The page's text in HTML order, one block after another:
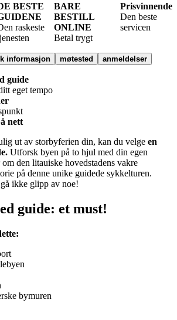
BESTE
raskeste
BARE
BESTILL
ONLINE
Betal trygt
Prisvinnende
Den beste
servicen
informasjon møtested anmeldelser
guide
eget tempo
nett
ut av storbyferien din, kan du velge en
Utforsk byen på to hjul med din egen
den litauiske hovedstadens vakre
på denne unike guidede sykkelturen.
ikke glipp av noe!
guide: et must!
bymuren